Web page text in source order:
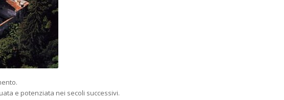
e potenziata nei secoli successivi.